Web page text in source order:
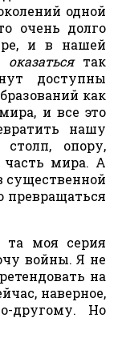
одной
очень долго
и в нашей
оказатьсятак
доступны
как
и все это
нашу
опору,
мира. А
существенной
превращаться
та моя серия
войны. Я не
на
наверное,
другому. Но